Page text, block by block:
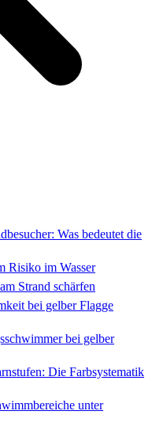
Was bedeutet die
Risiko im Wasser
Strand schärfen
bei gelber Flagge
bei gelber
Die Farbsystematik
unter